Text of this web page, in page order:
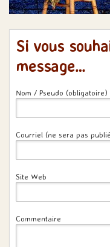
Si vous
message…
Nom / Pseudo (obligatoire)
Courriel (ne sera pas
Site Web
Commentaire